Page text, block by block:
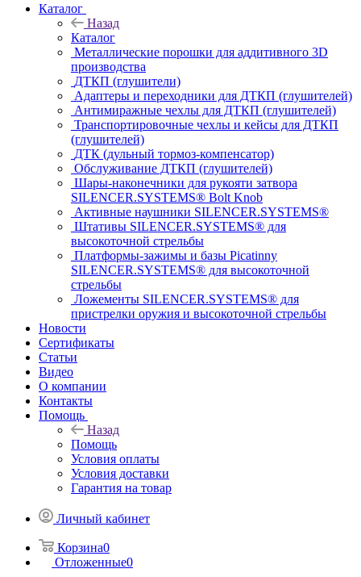
Каталог
Назад
Каталог
Металлические порошки для аддитивного 3D
производства
ДТКП (глушители)
Адаптеры и переходники для ДТКП (глушителей)
Антимиражные чехлы для ДТКП (глушителей)
Транспортировочные чехлы и кейсы для ДТКП
(глушителей)
ДТК (дульный тормоз-компенсатор)
Обслуживание ДТКП (глушителей)
Шары-наконечники для рукояти затвора
SILENCER.SYSTEMS® Bolt Knob
Активные наушники SILENCER.SYSTEMS®
Штативы SILENCER.SYSTEMS® для
высокоточной стрельбы
Платформы-зажимы и базы Picatinny
SILENCER.SYSTEMS® для высокоточной
стрельбы
Ложементы SILENCER.SYSTEMS® для
пристрелки оружия и высокоточной стрельбы
Новости
Сертификаты
Статьи
Видео
О компании
Контакты
Помощь
Назад
Помощь
Условия оплаты
Условия доставки
Гарантия на товар
Личный кабинет
Корзина0
Отложенные0